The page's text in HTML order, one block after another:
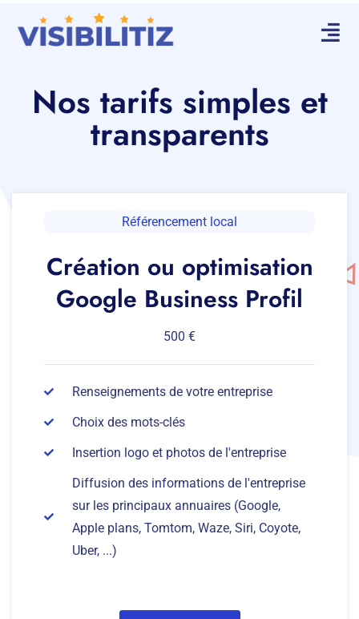
Nos tarifs simples et
transparents
Référencement local
Création ou optimisation
Google Business Profil
500 €
Renseignements de votre entreprise
Choix des mots-clés
Insertion logo et photos de l'entreprise
Diffusion des informations de l'entreprise
sur les principaux annuaires (Google,
Apple plans, Tomtom, Waze, Siri, Coyote,
Uber, ...)